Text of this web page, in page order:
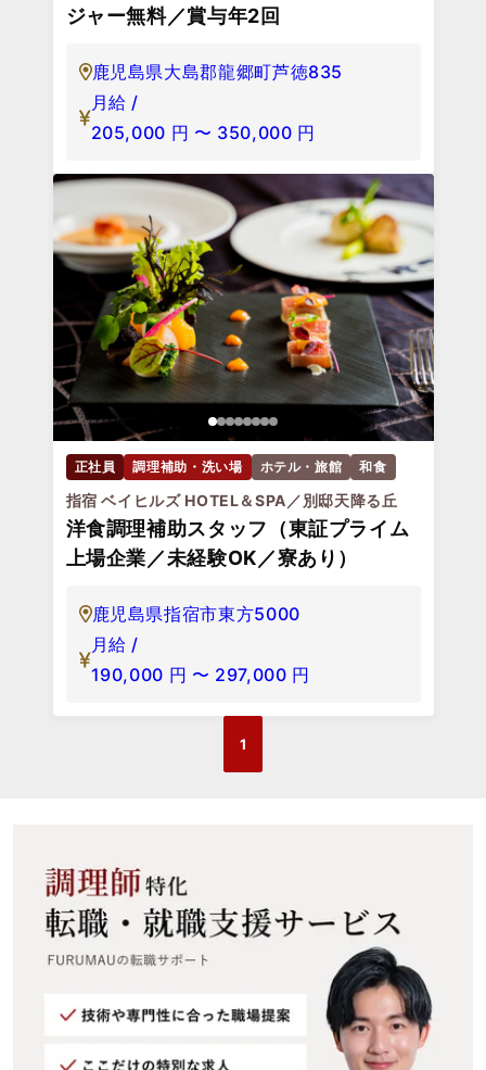
ジャー無料／賞与年2回
鹿児島県大島郡龍郷町芦徳835
月給 /
205,000 円 〜 350,000 円
正社員 調理補助・洗い場 ホテル・旅館 和食
指宿 ベイヒルズ HOTEL＆SPA／別邸天降る丘
洋食調理補助スタッフ（東証プライム
上場企業／未経験OK／寮あり）
鹿児島県指宿市東方5000
月給 /
190,000 円 〜 297,000 円
1